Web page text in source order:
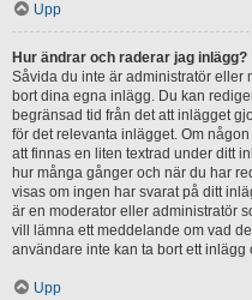
Upp
Hur ändrar och raderar jag inlägg?
Såvida du inte är administratör eller
bort dina egna inlägg. Du kan
begränsad tid från det att inlägget
för det relevanta inlägget. Om
att finnas en liten textrad under ditt
hur många gånger och när du har
visas om ingen har svarat på ditt
är en moderator eller administratör
vill lämna ett meddelande om vad
användare inte kan ta bort ett inlägg
Upp